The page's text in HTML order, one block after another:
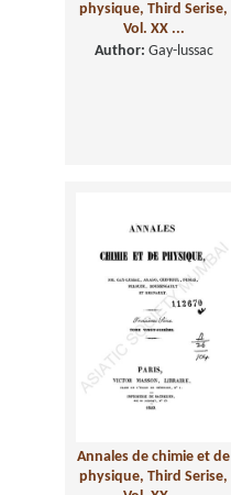
physique, Third Serise,
Vol. XX ...
Author: Gay-lussac
Annales de chimie et de
physique, Third Serise,